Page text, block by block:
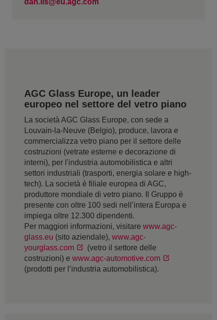
dan.lis@eu.agc.com
AGC Glass Europe, un leader
europeo nel settore del vetro piano
La società AGC Glass Europe, con sede a
Louvain-la-Neuve (Belgio), produce, lavora e
commercializza vetro piano per il settore delle
costruzioni (vetrate esterne e decorazione di
interni), per l'industria automobilistica e altri
settori industriali (trasporti, energia solare e high-
tech). La società è filiale europea di AGC,
produttore mondiale di vetro piano. Il Gruppo è
presente con oltre 100 sedi nell’intera Europa e
impiega oltre 12.300 dipendenti.
Per maggiori informazioni, visitare www.agc-
glass.eu (sito aziendale), www.agc-
yourglass.com
(vetro il settore delle
costruzioni) e www.agc-automotive.com
(prodotti per l’industria automobilistica).